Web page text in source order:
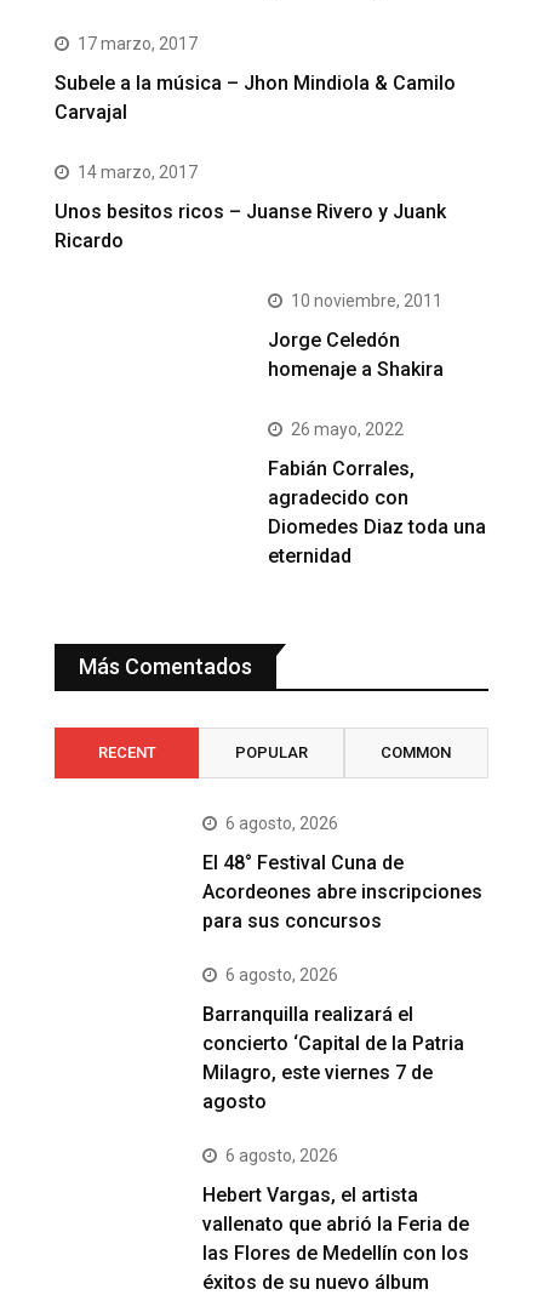
17 marzo, 2017
Subele a la música – Jhon Mindiola & Camilo
Carvajal
14 marzo, 2017
Unos besitos ricos – Juanse Rivero y Juank
Ricardo
10 noviembre, 2011
Jorge Celedón
homenaje a Shakira
26 mayo, 2022
Fabián Corrales,
agradecido con
Diomedes Diaz toda una
eternidad
Más Comentados
RECENT POPULAR COMMON
6 agosto, 2026
El 48° Festival Cuna de
Acordeones abre inscripciones
para sus concursos
6 agosto, 2026
Barranquilla realizará el
concierto ‘Capital de la Patria
Milagro, este viernes 7 de
agosto
6 agosto, 2026
Hebert Vargas, el artista
vallenato que abrió la Feria de
las Flores de Medellín con los
éxitos de su nuevo álbum